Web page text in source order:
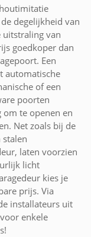
degelijkheid van
uitstraling van
goedkoper dan
Een
automatische
of een
poorten
te openen en
Net zoals bij de
laten voorzien
licht
kies je
prijs. Via
installateurs uit
enkele